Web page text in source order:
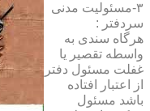
۳-مسئولیت مدنی
سردفتر :
هرگاه سندی به
واسطه تقصیر یا
غفلت مسئول دفتر
از اعتبار افتاده
باشد مسئول